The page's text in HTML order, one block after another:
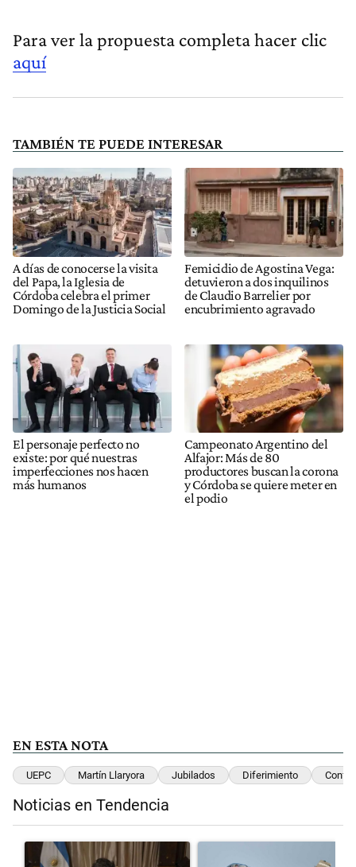
Para ver la propuesta completa hacer clic
aquí
TAMBIÉN TE PUEDE INTERESAR
A días de conocerse la visita
del Papa, la Iglesia de
Córdoba celebra el primer
Domingo de la Justicia Social
Femicidio de Agostina Vega:
detuvieron a dos inquilinos
de Claudio Barrelier por
encubrimiento agravado
El personaje perfecto no
existe: por qué nuestras
imperfecciones nos hacen
más humanos
Campeonato Argentino del
Alfajor: Más de 80
productores buscan la corona
y Córdoba se quiere meter en
el podio
EN ESTA NOTA
UEPC Martín Llaryora Jubilados Diferimiento
Noticias en Tendencia
Un artículo de tendencia con el título "Milei, listo para 'atajar'
Un artículo de tendencia con el